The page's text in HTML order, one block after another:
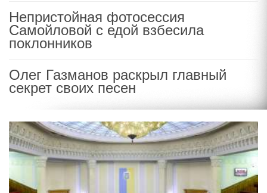
Непристойная фотосессия
Самойловой с едой взбесила
поклонников
Олег Газманов раскрыл главный
секрет своих песен